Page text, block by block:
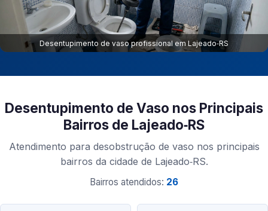
Desentupimento de vaso profissional em Lajeado‑RS
Desentupimento de Vaso nos Principais
Bairros de Lajeado‑RS
Atendimento para desobstrução de vaso nos principais
bairros da cidade de Lajeado‑RS.
Bairros atendidos: 26